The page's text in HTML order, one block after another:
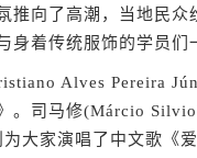
推向了高潮，当地民众
身着传统服饰的学员们
Alves Pereira
。司马修(Márcio
大家演唱了中文歌《